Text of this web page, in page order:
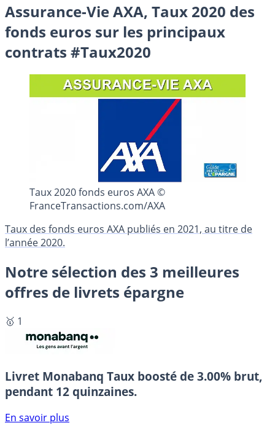
Assurance-Vie AXA, Taux 2020 des
fonds euros sur les principaux
contrats #Taux2020
Taux 2020 fonds euros AXA ©
FranceTransactions.com/AXA
Taux des fonds euros AXA publiés en 2021, au titre de
l’année 2020.
Notre sélection des 3 meilleures
offres de livrets épargne
🥇 1
Livret Monabanq Taux boosté de 3.00% brut,
pendant 12 quinzaines.
En savoir plus